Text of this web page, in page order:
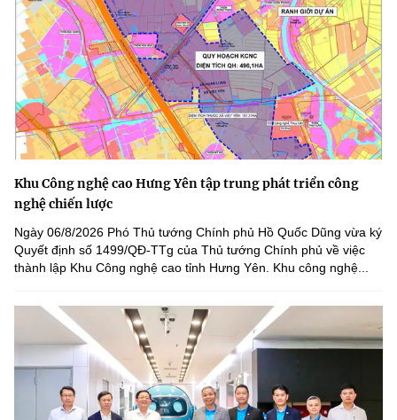
Khu Công nghệ cao Hưng Yên tập trung phát triển công
nghệ chiến lược
Ngày 06/8/2026 Phó Thủ tướng Chính phủ Hồ Quốc Dũng vừa ký
Quyết định số 1499/QĐ-TTg của Thủ tướng Chính phủ về việc
thành lập Khu Công nghệ cao tỉnh Hưng Yên. Khu công nghệ...